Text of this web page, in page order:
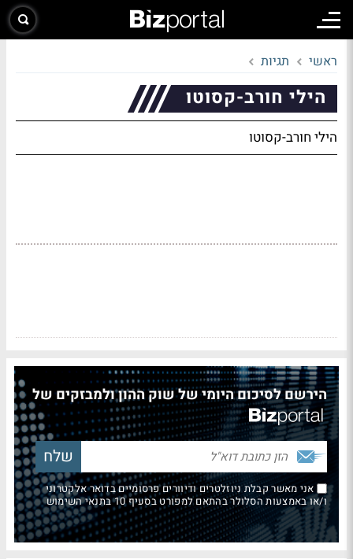
ראשי תגיות
הילי חורב-קסוטו
הילי חורב-קסוטו
הירשם לסיכום היומי של שוק ההון ולמבזקים של
אני מאשר קבלת ניוזלטרים ודיוורים פרסומיים בדואר אלקטרוני
ו/או באמצעות הסלולר בהתאם למפורט בסעיף 10 בתנאי השימוש